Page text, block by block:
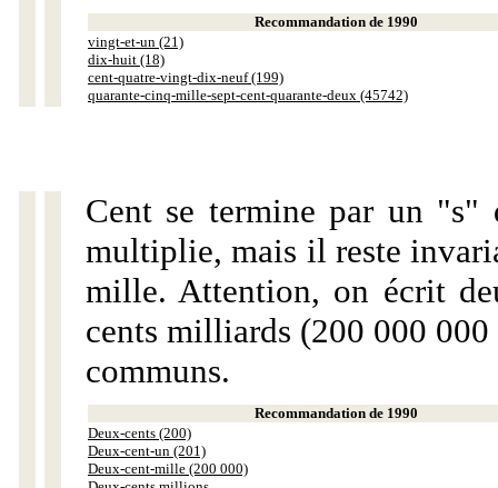
Recommandation de 1990
vingt-et-un (21)
dix-huit (18)
cent-quatre-vingt-dix-neuf (199)
quarante-cinq-mille-sept-cent-quarante-deux (45742)
Cent se termine par un "s"
multiplie, mais il reste
mille. Attention, on écrit
cents milliards (200 000
communs.
Recommandation de 1990
Deux-cents (200)
Deux-cent-un (201)
Deux-cent-mille (200 000)